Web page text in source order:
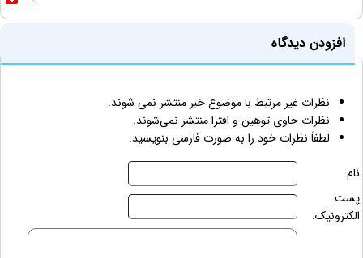
افزودن دیدگاه
نظرات غیر مرتبط با موضوع خبر منتشر نمی شوند.
نظرات حاوی توهین و افترا منتشر نمی‌شوند.
لطفاً نظرات خود را به صورت فارسی بنویسید.
نام:
پست
الکترونیک: